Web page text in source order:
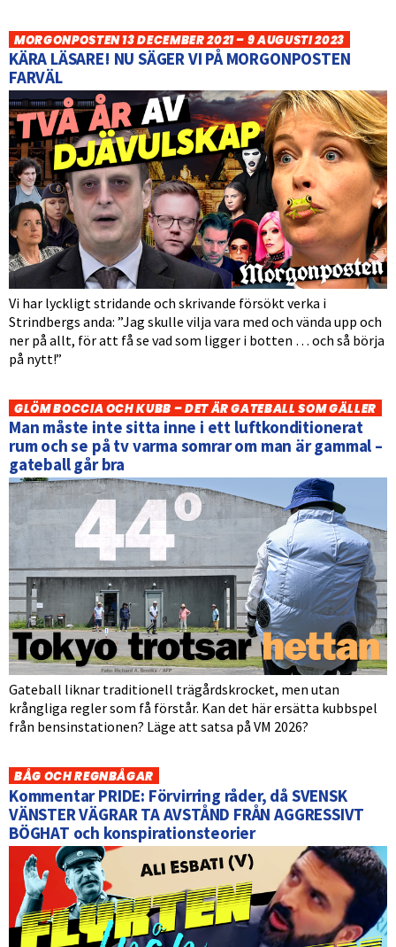
MORGONPOSTEN 13 DECEMBER 2021 – 9 AUGUSTI 2023
KÄRA LÄSARE! NU SÄGER VI PÅ MORGONPOSTEN
FARVÄL
Vi har lyckligt stridande och skrivande försökt verka i
Strindbergs anda: ”Jag skulle vilja vara med och vända upp och
ner på allt, för att få se vad som ligger i botten … och så börja
på nytt!”
GLÖM BOCCIA OCH KUBB – DET ÄR GATEBALL SOM GÄLLER
Man måste inte sitta inne i ett luftkonditionerat
rum och se på tv varma somrar om man är gammal –
gateball går bra
Gateball liknar traditionell trägårdskrocket, men utan
krångliga regler som få förstår. Kan det här ersätta kubbspel
från bensinstationen? Läge att satsa på VM 2026?
BÅG OCH REGNBÅGAR
Kommentar PRIDE: Förvirring råder, då SVENSK
VÄNSTER VÄGRAR TA AVSTÅND FRÅN AGGRESSIVT
BÖGHAT och konspirationsteorier